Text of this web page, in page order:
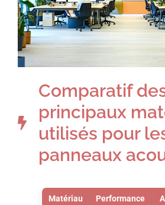
Comparatif
principaux
utilisés pour
panneaux
Matériau
Performance